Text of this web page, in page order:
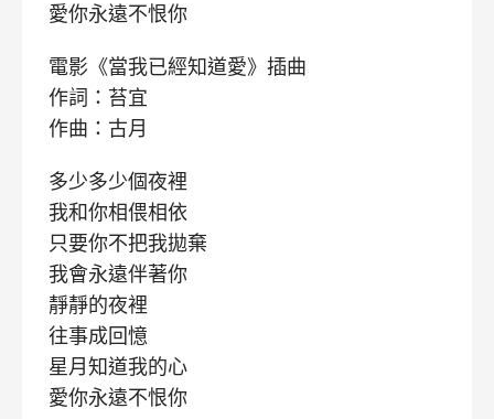
愛你永遠不恨你
電影《當我已經知道愛》插曲
作詞：苔宜
作曲：古月
多少多少個夜裡
我和你相偎相依
只要你不把我拋棄
我會永遠伴著你
靜靜的夜裡
往事成回憶
星月知道我的心
愛你永遠不恨你